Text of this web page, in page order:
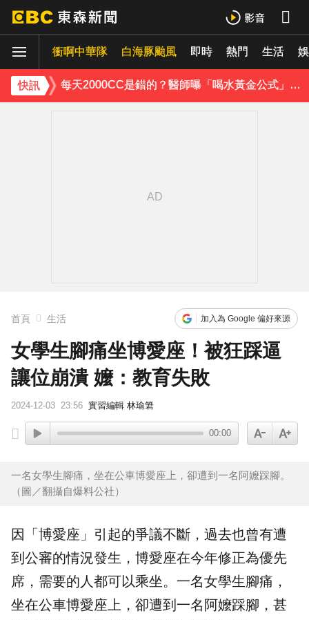
衝啊中華隊 白海豚颱風 即時 熱門 生活
快訊
獨家／台中大馬路分隔島 驚見3隻黃牛悠哉吃草
每天2000CC是錯的？醫師曝「喝水黃金公式」猛灌恐水中毒
下載東森App，隨時掌握天下大小事！
首頁 生活 加入為 Google 偏好來源
女學生腳痛坐博愛座！被狂踩逼
讓位崩潰 嬤：教育失敗
2024-12-03 23:56 實習編輯 林瑜䇹
00:00
一名女學生腳痛，坐在公車博愛座上，卻遭到一名阿嬤踩腳。
（圖／翻攝自爆料公社）
因「 博愛座 」引起的爭議不斷，過去也曾有遭
到公審的情況發生，博愛座在今年修正為優先
席 ，需要的人都可以乘坐。一名女學生腳痛 ，
坐在公車博愛座上，卻遭到一名 阿嬤踩腳，甚